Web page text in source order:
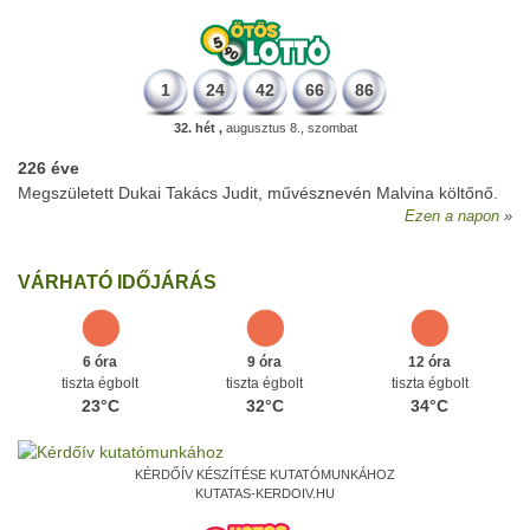
1 24 42 66 86
32. hét ,augusztus 8., szombat
226 éve
Megszületett Dukai Takács Judit, művésznevén Malvina költőnő.
Ezen a napon
VÁRHATÓ IDŐJÁRÁS
6 óra
tiszta égbolt
23°C
9 óra
tiszta égbolt
32°C
12 óra
tiszta égbolt
34°C
KÉRDŐÍV KÉSZÍTÉSE KUTATÓMUNKÁHOZ
KUTATAS-KERDOIV.HU